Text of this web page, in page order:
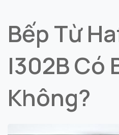
Bếp Từ
I302B Có
Không?